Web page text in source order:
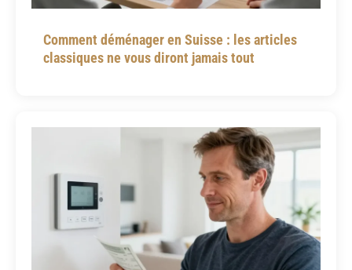
Comment déménager en Suisse : les articles
classiques ne vous diront jamais tout